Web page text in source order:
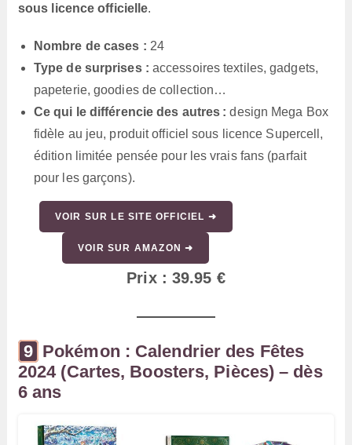
sous licence officielle.
Nombre de cases : 24
Type de surprises : accessoires textiles, gadgets,
papeterie, goodies de collection…
Ce qui le différencie des autres : design Mega Box
fidèle au jeu, produit officiel sous licence Supercell,
édition limitée pensée pour les vrais fans (parfait
pour les garçons).
VOIR SUR LE SITE OFFICIEL ➜
VOIR SUR AMAZON ➜
Prix : 39.95 €
Pokémon : Calendrier des Fêtes
2024 (Cartes, Boosters, Pièces) – dès
6 ans